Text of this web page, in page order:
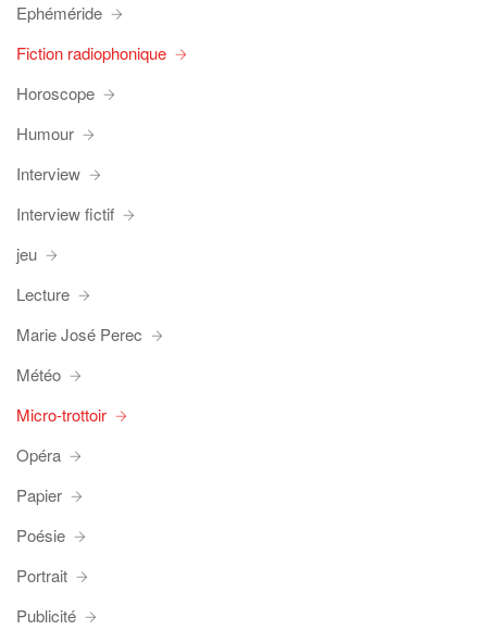
Ephéméride
Fiction radiophonique
Horoscope
Humour
Interview
Interview fictif
jeu
Lecture
Marie José Perec
Météo
Micro-trottoir
Opéra
Papier
Poésie
Portrait
Publicité